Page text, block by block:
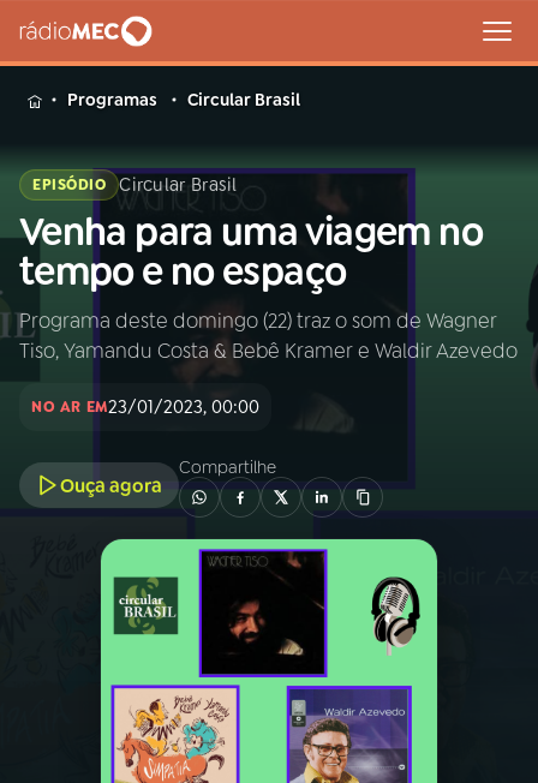
MENU
Buscar
na
Rádio
MEC
Buscar
Início AO VIVO
PROGRAMAÇÃO
PROGRAMAS
PODCASTS
Programas Circular Brasil
EPISÓDIO Circular Brasil
Venha para uma viagem no
tempo e no espaço
Programa deste domingo (22) traz o som de Wagner
Tiso, Yamandu Costa & Bebê Kramer e Waldir Azevedo
NO AR EM23/01/2023, 00:00
Ouça agora
Compartilhe